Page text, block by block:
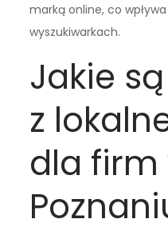
marką online, co
wyszukiwarkach.
Jakie
z
dla firm